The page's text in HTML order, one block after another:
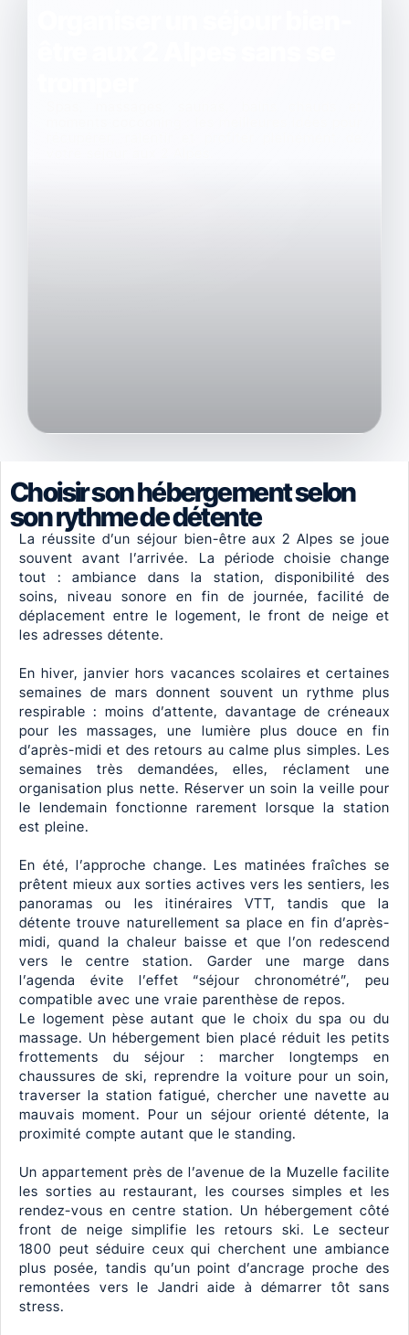
Choisir son hébergement selon
son rythme de détente
La réussite d’un séjour bien-être aux 2 Alpes se joue
souvent avant l’arrivée. La période choisie change
tout : ambiance dans la station, disponibilité des
soins, niveau sonore en fin de journée, facilité de
déplacement entre le logement, le front de neige et
les adresses détente.
En hiver, janvier hors vacances scolaires et certaines
semaines de mars donnent souvent un rythme plus
respirable : moins d’attente, davantage de créneaux
pour les massages, une lumière plus douce en fin
d’après-midi et des retours au calme plus simples. Les
semaines très demandées, elles, réclament une
organisation plus nette. Réserver un soin la veille pour
le lendemain fonctionne rarement lorsque la station
est pleine.
En été, l’approche change. Les matinées fraîches se
prêtent mieux aux sorties actives vers les sentiers, les
panoramas ou les itinéraires VTT, tandis que la
détente trouve naturellement sa place en fin d’après-
midi, quand la chaleur baisse et que l’on redescend
vers le centre station. Garder une marge dans
l’agenda évite l’effet “séjour chronométré”, peu
compatible avec une vraie parenthèse de repos.
Le logement pèse autant que le choix du spa ou du
massage. Un hébergement bien placé réduit les petits
frottements du séjour : marcher longtemps en
chaussures de ski, reprendre la voiture pour un soin,
traverser la station fatigué, chercher une navette au
mauvais moment. Pour un séjour orienté détente, la
proximité compte autant que le standing.
Un appartement près de l’avenue de la Muzelle facilite
les sorties au restaurant, les courses simples et les
rendez-vous en centre station. Un hébergement côté
front de neige simplifie les retours ski. Le secteur
1800 peut séduire ceux qui cherchent une ambiance
plus posée, tandis qu’un point d’ancrage proche des
remontées vers le Jandri aide à démarrer tôt sans
stress.